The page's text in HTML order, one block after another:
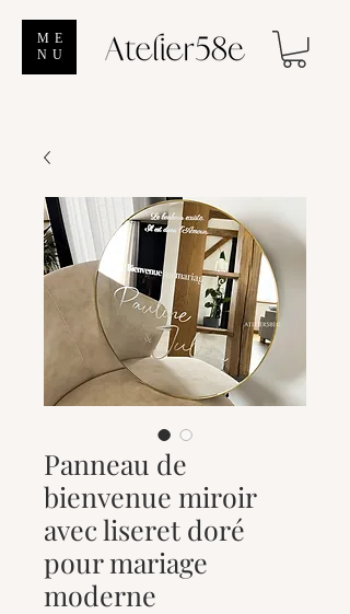
ME
NU
Panneau de
bienvenue miroir
avec liseret doré
pour mariage
moderne